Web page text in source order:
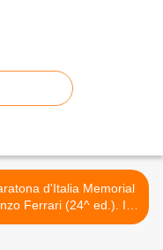
d'Italia Memorial
Ferrari (24^ ed.). Il
Kurgat vince a